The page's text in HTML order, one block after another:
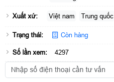
Xuất xứ: Việt nam Trung quốc
Trạng thái: Còn hàng
Số lần xem: 4297